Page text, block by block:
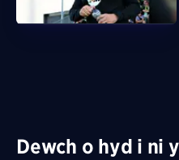
Dewch o hyd i ni